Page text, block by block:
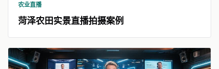
农业直播
菏泽农田实景直播拍摄案例